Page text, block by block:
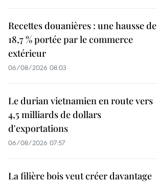
Recettes douanières : une hausse de
18,7 % portée par le commerce
extérieur
06/08/2026 08:03
Le durian vietnamien en route vers
4,5 milliards de dollars
d'exportations
06/08/2026 07:57
La filière bois veut créer davantage